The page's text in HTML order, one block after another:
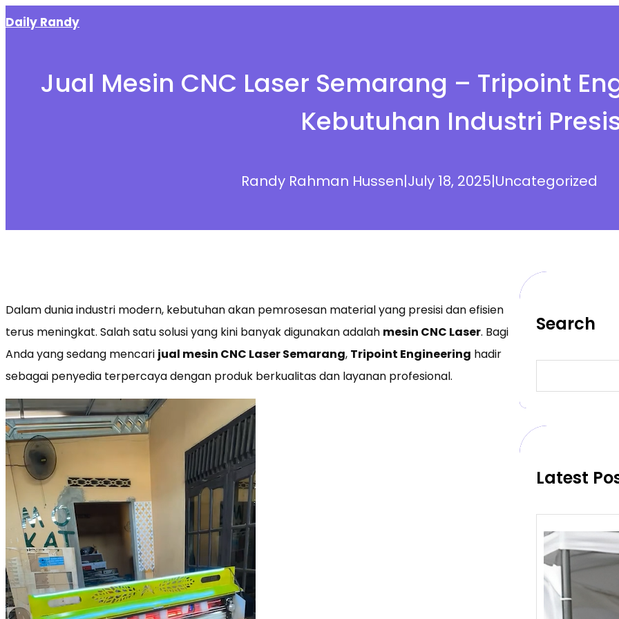
to
Daily Randy
Jual Mesin CNC Laser Semarang – Tripoint
Kebutuhan Industri
Randy Rahman Hussen|July 18, 2025|Uncategorized
Dalam dunia industri modern, kebutuhan akan pemrosesan material yang presisi dan efisien
terus meningkat. Salah satu solusi yang kini banyak digunakan adalah mesin CNC Laser. Bagi
Anda yang sedang mencari jual mesin CNC Laser Semarang, Tripoint Engineering hadir
sebagai penyedia terpercaya dengan produk berkualitas dan layanan profesional.
Search
a
c
Latest